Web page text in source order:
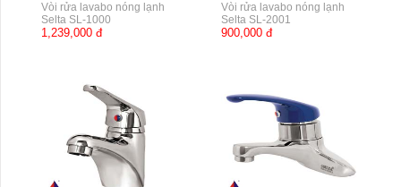
Vòi rửa lavabo nóng lạnh
Selta SL-1000
1,239,000 đ
Vòi rửa lavabo nóng lạnh
Selta SL-2001
900,000 đ